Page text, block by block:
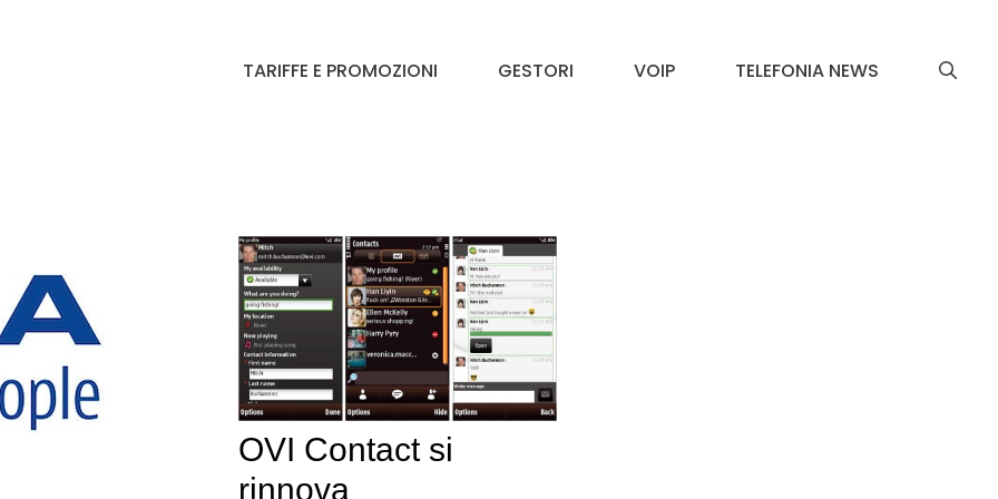
TARIFFE E PROMOZIONI GESTORI VOIP TELEFONIA NEWS
OVI Contact si
rinnova